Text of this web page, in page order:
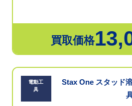
買取価格
電動工
具
Stax One スタッド